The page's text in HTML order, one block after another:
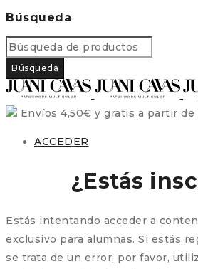
Búsqueda
Envíos 4,50€ y gratis a partir
ACCEDER
¿Estás
Estás intentando acceder a
exclusivo para alumnas. Si estás
se trata de un error, por favor,